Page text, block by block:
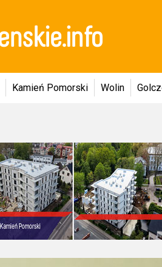
Kamień Pomorski Wolin